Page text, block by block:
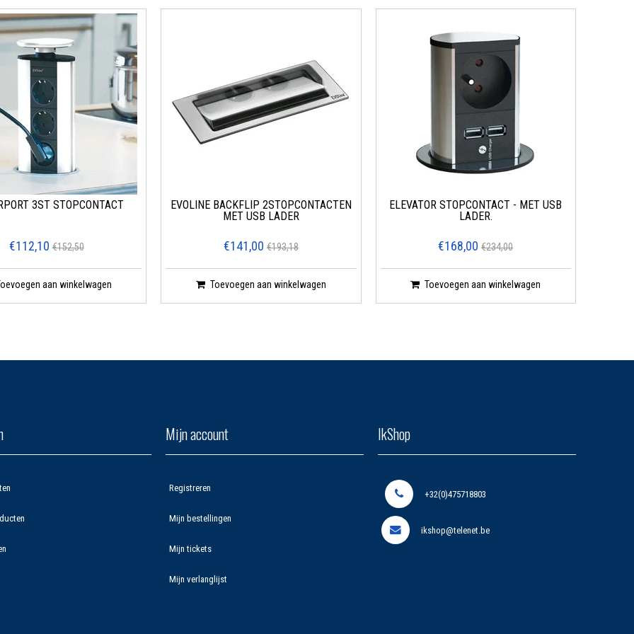
3ST STOPCONTACT
€112,10 €152,50
aan winkelwagen
EVOLINE BACKFLIP 2STOPCONTACTEN
MET USB LADER
€141,00 €193,18
Toevoegen aan winkelwagen
ELEVATOR STOPCONTACT - MET USB
LADER.
€168,00 €234,00
Toevoegen aan winkelwagen
Mijn account
Registreren
Mijn bestellingen
Mijn tickets
Mijn verlanglijst
IkShop
+32(0)475718803
ikshop@telenet.be